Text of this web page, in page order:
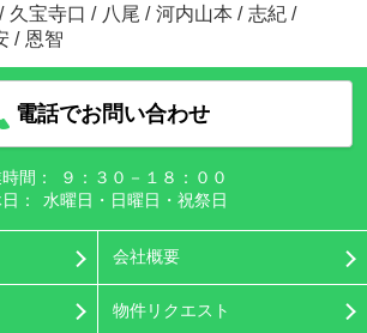
/ 久宝寺口 / 八尾 / 河内山本 / 志紀 /
/ 恩智
電話でお問い合わせ
間：
９：３０－１８：００
：
水曜日・日曜日・祝祭日
会社概要
物件リクエスト